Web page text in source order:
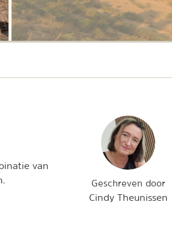
van
Geschreven door
Cindy Theunissen